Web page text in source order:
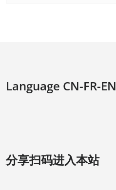
Language CN-FR-EN
分享扫码进入本站